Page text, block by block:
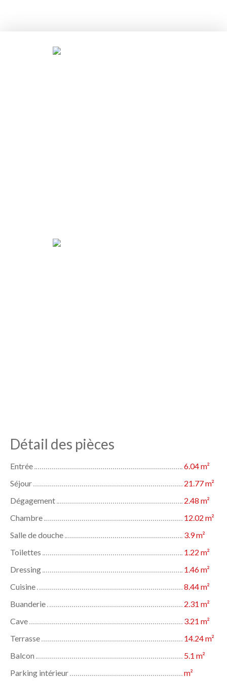
Détail des pièces
Entrée
6.04 m²
Séjour
21.77 m²
Dégagement
2.48 m²
Chambre
12.02 m²
Salle de douche
3.9 m²
Toilettes
1.22 m²
Dressing
1.46 m²
Cuisine
8.44 m²
Buanderie
2.31 m²
Cave
3.21 m²
Terrasse
14.24 m²
Balcon
5.1 m²
Parking intérieur
m²